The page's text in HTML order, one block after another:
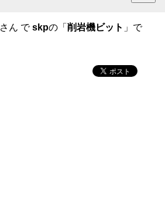
さん でskpの「削岩機ビット 」で